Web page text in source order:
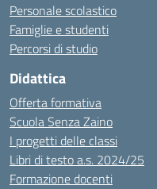
Personale scolastico
Famiglie e studenti
Percorsi di studio
Didattica
Offerta formativa
Scuola Senza Zaino
I progetti delle classi
Libri di testo a.s. 2024/25
Formazione docenti